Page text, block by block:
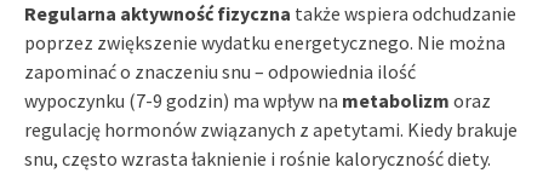
Regularna aktywność fizyczna także wspiera odchudzanie
poprzez zwiększenie wydatku energetycznego. Nie można
zapominać o znaczeniu snu – odpowiednia ilość
wypoczynku (7-9 godzin) ma wpływ na metabolizm oraz
regulację hormonów związanych z apetytami. Kiedy brakuje
snu, często wzrasta łaknienie i rośnie kaloryczność diety.